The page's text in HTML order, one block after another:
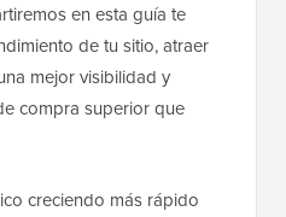
en esta guía te
de tu sitio, atraer
mejor visibilidad y
compra superior que
creciendo más rápido